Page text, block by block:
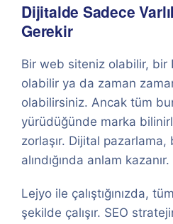
Dijitalde Sadece
Gerekir
Bir web siteniz olabilir, bir
olabilir ya da zaman
olabilirsiniz. Ancak tüm
yürüdüğünde marka
zorlaşır. Dijital
alındığında anlam kazanır.
Lejyo ile çalıştığınızda,
şekilde çalışır. SEO